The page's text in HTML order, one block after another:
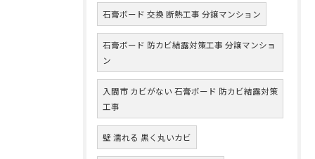
石膏ボード 交換 断熱工事 分譲マンション
石膏ボード 防カビ結露対策工事 分譲マンショ
ン
入間市 カビがない 石膏ボード 防カビ結露対策
工事
壁 濡れる 黒く丸いカビ